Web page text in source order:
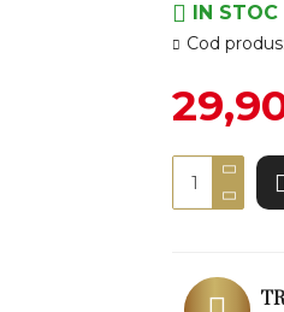
IN STOC
Cod produs: